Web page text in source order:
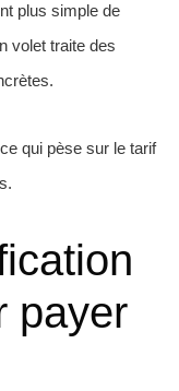
plus simple de
volet traite des
qui pèse sur le tarif
payer